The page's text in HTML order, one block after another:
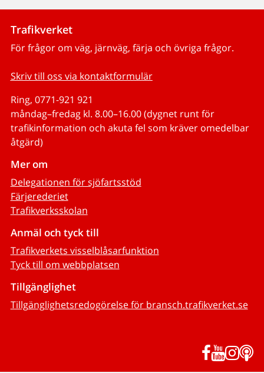
Trafikverket
För frågor om väg, järnväg, färja och övriga frågor.
Skriv till oss via kontaktformulär
Ring, 0771-921 921
måndag–fredag kl. 8.00–16.00 (dygnet runt för
trafikinformation och akuta fel som kräver omedelbar
åtgärd)
Mer om
Delegationen för sjöfartsstöd
Färjerederiet
Trafikverksskolan
Anmäl och tyck till
Trafikverkets visselblåsarfunktion
Tyck till om webbplatsen
Tillgänglighet
Tillgänglighetsredogörelse för bransch.trafikverket.se
Facebook
YouTube